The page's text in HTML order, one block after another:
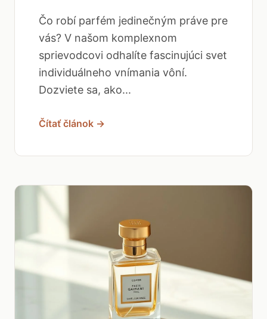
Čo robí parfém jedinečným práve pre
vás? V našom komplexnom
sprievodcovi odhalíte fascinujúci svet
individuálneho vnímania vôní.
Dozviete sa, ako...
Čítať článok →